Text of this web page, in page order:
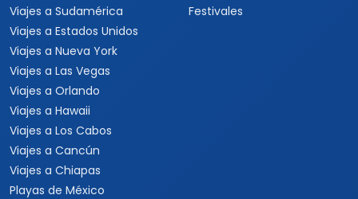
Viajes a Sudamérica
Viajes a Estados Unidos
Viajes a Nueva York
Viajes a Las Vegas
Viajes a Orlando
Viajes a Hawaii
Viajes a Los Cabos
Viajes a Cancún
Viajes a Chiapas
Playas de México
Festivales